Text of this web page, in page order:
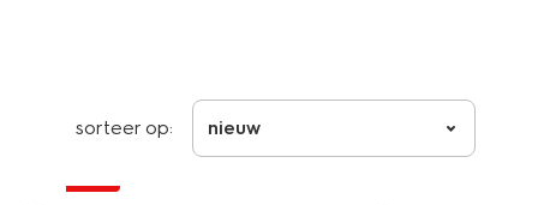
sorteer op: nieuw